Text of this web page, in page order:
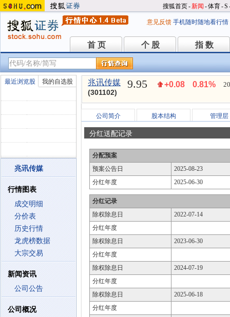
搜狐首页-新闻 -体育-S
意见反馈 手机随时随地看行情
首 页
首 页 个 股
个 股 指 数
指 数
最近浏览股 我的自选股
兆讯传媒
行情图表
成交明细
分价表
历史行情
龙虎榜数据
大宗交易
新闻资讯
公司公告
公司概况
兆讯传媒
(301102)
9.95 +0.08 0.81%
公司简介 股本结构 管理层
分红送配记录
分配预案
预案公告日
2025-08-23
分红年度
2025-06-30
分红记录
除权除息日
2022-07-14
分红年度
除权除息日
2023-06-30
分红年度
除权除息日
2024-07-19
分红年度
除权除息日
2025-06-18
分红年度